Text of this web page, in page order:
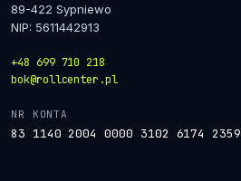
89-422 Sypniewo
NIP: 5611442913
+48 699 710 218
bok@rollcenter.pl
NR KONTA
83 1140 2004 0000 3102 6174 2359